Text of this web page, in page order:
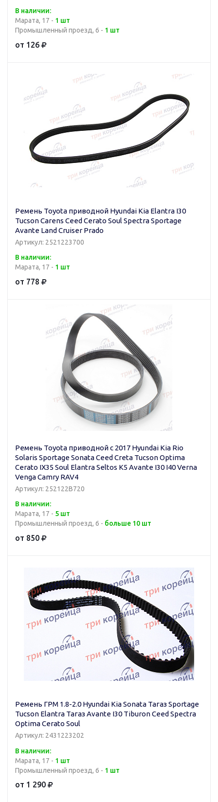
В наличии:
Марата, 17 - 1 шт
Промышленный проезд, 6 - 1 шт
от 126
Ремень Toyota приводной Hyundai Kia Elantra I30
Tucson Carens Ceed Cerato Soul Spectra Sportage
Avante Land Cruiser Prado
Артикул: 2521223700
В наличии:
Марата, 17 - 1 шт
от 778
Ремень Toyota приводной с 2017 Hyundai Kia Rio
Solaris Sportage Sonata Ceed Creta Tucson Optima
Cerato IX35 Soul Elantra Seltos K5 Avante I30 I40 Verna
Venga Camry RAV4
Артикул: 252122B720
В наличии:
Марата, 17 - 5 шт
Промышленный проезд, 6 - больше 10 шт
от 850
Ремень ГРМ 1.8-2.0 Hyundai Kia Sonata Тагаз Sportage
Tucson Elantra Тагаз Avante I30 Tiburon Ceed Spectra
Optima Cerato Soul
Артикул: 2431223202
В наличии:
Марата, 17 - 1 шт
Промышленный проезд, 6 - 1 шт
от 1 290